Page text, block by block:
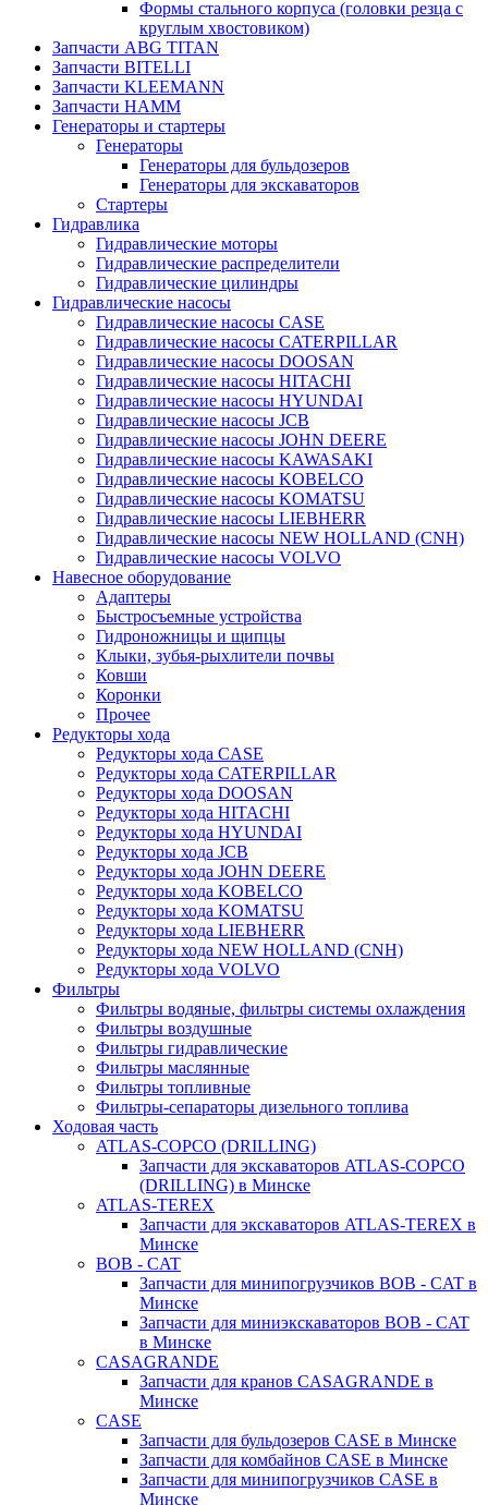
Формы стального корпуса (головки резца с
круглым хвостовиком)
Запчасти ABG TITAN
Запчасти BITELLI
Запчасти KLEEMANN
Запчасти HAMM
Генераторы и стартеры
Генераторы
Генераторы для бульдозеров
Генераторы для экскаваторов
Стартеры
Гидравлика
Гидравлические моторы
Гидравлические распределители
Гидравлические цилиндры
Гидравлические насосы
Гидравлические насосы CASE
Гидравлические насосы CATERPILLAR
Гидравлические насосы DOOSAN
Гидравлические насосы HITACHI
Гидравлические насосы HYUNDAI
Гидравлические насосы JCB
Гидравлические насосы JOHN DEERE
Гидравлические насосы KAWASAKI
Гидравлические насосы KOBELCO
Гидравлические насосы KOMATSU
Гидравлические насосы LIEBHERR
Гидравлические насосы NEW HOLLAND (CNH)
Гидравлические насосы VOLVO
Навесное оборудование
Адаптеры
Быстросъемные устройства
Гидроножницы и щипцы
Клыки, зубья-рыхлители почвы
Ковши
Коронки
Прочее
Редукторы хода
Редукторы хода CASE
Редукторы хода CATERPILLAR
Редукторы хода DOOSAN
Редукторы хода HITACHI
Редукторы хода HYUNDAI
Редукторы хода JCB
Редукторы хода JOHN DEERE
Редукторы хода KOBELCO
Редукторы хода KOMATSU
Редукторы хода LIEBHERR
Редукторы хода NEW HOLLAND (CNH)
Редукторы хода VOLVO
Фильтры
Фильтры водяные, фильтры системы охлаждения
Фильтры воздушные
Фильтры гидравлические
Фильтры маслянные
Фильтры топливные
Фильтры-сепараторы дизельного топлива
Ходовая часть
ATLAS-COPCO (DRILLING)
Запчасти для экскаваторов ATLAS-COPCO
(DRILLING) в Минске
ATLAS-TEREX
Запчасти для экскаваторов ATLAS-TEREX в
Минске
BOB - CAT
Запчасти для минипогрузчиков BOB - CAT в
Минске
Запчасти для миниэкскаваторов BOB - CAT
в Минске
CASAGRANDE
Запчасти для кранов CASAGRANDE в
Минске
CASE
Запчасти для бульдозеров CASE в Минске
Запчасти для комбайнов CASE в Минске
Запчасти для минипогрузчиков CASE в
Минске